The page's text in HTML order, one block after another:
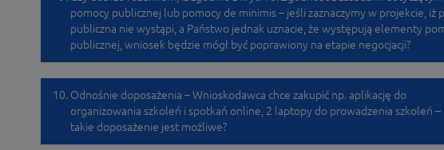
pomocy publicznej lub pomocy de minimis – jeśli zaznaczymy w projekcie, iż
publiczna nie wystąpi, a Państwo jednak uznacie, że występują elementy
publicznej, wniosek będzie mógł być poprawiony na etapie negocjacji?
Odnośnie doposażenia – Wnioskodawca chce zakupić np. aplikację do
organizowania szkoleń i spotkań online, 2 laptopy do prowadzenia szkoleń –
takie doposażenie jest możliwe?